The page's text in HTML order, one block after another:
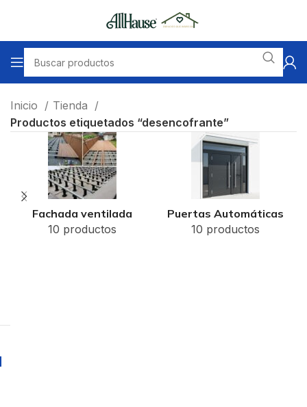
Inicio
Tienda
Productos etiquetados “desencofrante”
Fachada ventilada
10 productos
Puertas Automáticas
10 productos